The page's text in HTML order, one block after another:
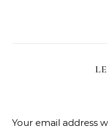
Your email address